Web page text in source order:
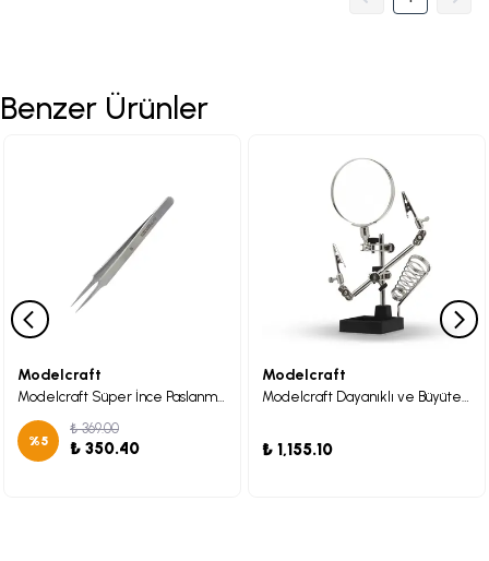
Benzer Ürünler
Modelcraft
Modelcraft Süper İnce Paslanmaz Çelik Cımbız (110 mm)
%5
₺ 369.00
₺ 350.40
Modelcraft
Modelcraft Dayanıklı ve Büyüteçli Yardım Elleri
₺ 1,155.10